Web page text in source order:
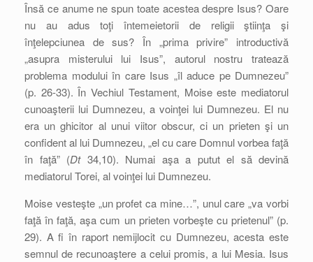
Însă ce anume ne spun toate acestea despre Isus? Oare
nu au adus toţi întemeietorii de religii ştiinţa şi
înţelepciunea de sus? În „prima privire” introductivă
„asupra misterului lui Isus”, autorul nostru tratează
problema modului în care Isus „îl aduce pe Dumnezeu”
(p. 26-33). În Vechiul Testament, Moise este mediatorul
cunoaşterii lui Dumnezeu, a voinţei lui Dumnezeu. El nu
era un ghicitor al unui viitor obscur, ci un prieten şi un
confident al lui Dumnezeu, „el cu care Domnul vorbea faţă
în faţă” (Dt34,10). Numai aşa a putut el să devină
mediatorul Torei, al voinţei lui Dumnezeu.
Moise vesteşte „un profet ca mine…”, unul care „va vorbi
faţă în faţă, aşa cum un prieten vorbeşte cu prietenul” (p.
29). A fi în raport nemijlocit cu Dumnezeu, acesta este
semnul de recunoaştere a celui promis, a lui Mesia. Isus